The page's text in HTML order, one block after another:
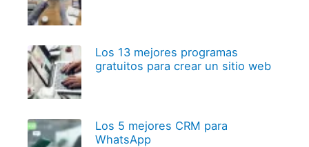
Los 13 mejores programas
gratuitos para crear un sitio web
Los 5 mejores CRM para
WhatsApp